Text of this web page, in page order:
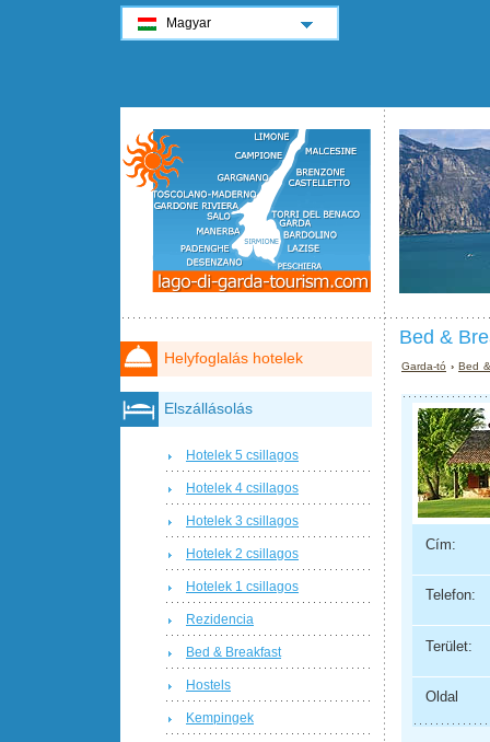
Bed &
Garda-tó ›Bed
Cím:
Telefon:
Terület:
Oldal
Helyfoglalás hotelek
Elszállásolás
Hotelek 5 csillagos
Hotelek 4 csillagos
Hotelek 3 csillagos
Hotelek 2 csillagos
Hotelek 1 csillagos
Rezidencia
Bed & Breakfast
Hostels
Kempingek
Magyar